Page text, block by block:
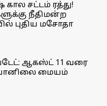
கால சட்டம் ரத்து!
நீதிமன்ற
புதிய மசோதா
ஆகஸ்ட் 11 வரை
மையம்